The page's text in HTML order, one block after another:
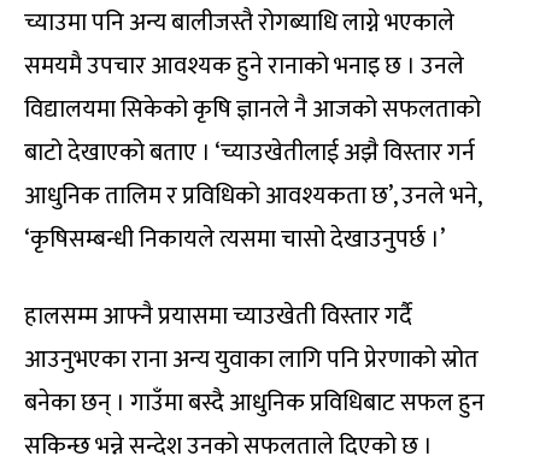
च्याउमा पनि अन्य बालीजस्तै रोगब्याधि लाग्ने भएकाले
समयमै उपचार आवश्यक हुने रानाको भनाइ छ । उनले
विद्यालयमा सिकेको कृषि ज्ञानले नै आजको सफलताको
बाटो देखाएको बताए । ‘च्याउखेतीलाई अझै विस्तार गर्न
आधुनिक तालिम र प्रविधिको आवश्यकता छ’, उनले भने,
‘कृषिसम्बन्धी निकायले त्यसमा चासो देखाउनुपर्छ ।’
हालसम्म आफ्नै प्रयासमा च्याउखेती विस्तार गर्दै
आउनुभएका राना अन्य युवाका लागि पनि प्रेरणाको स्रोत
बनेका छन् । गाउँमा बस्दै आधुनिक प्रविधिबाट सफल हुन
सकिन्छ भन्ने सन्देश उनको सफलताले दिएको छ ।